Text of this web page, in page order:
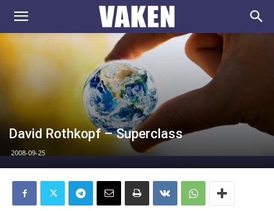
VAKEN.se
David Rothkopf – Superclass
2008-09-25